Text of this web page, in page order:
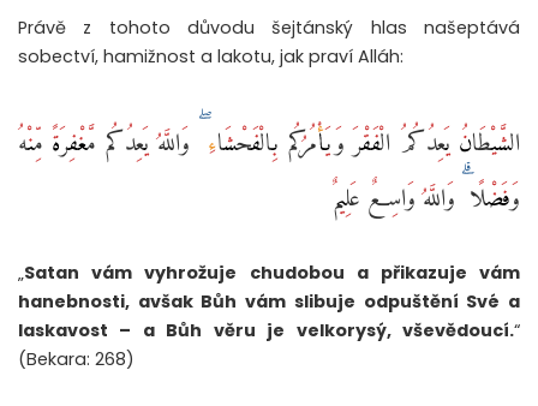
Právě z tohoto důvodu šejtánský hlas našeptává
sobectví, hamižnost a lakotu, jak praví Alláh:
الشَّيْطَانُ يَعِدُكُمُ الْفَقْرَ وَيَأْمُرُكُم بِالْفَحْشَاءِ ۖ وَاللَّهُ يَعِدُكُم مَّغْفِرَةً مِّنْهُ
وَفَضْلًا ۗ وَاللَّهُ وَاسِعٌ عَلِيمٌ
„Satan vám vyhrožuje chudobou a přikazuje vám
hanebnosti, avšak Bůh vám slibuje odpuštění Své a
laskavost – a Bůh věru je velkorysý, vševědoucí.“
(Bekara: 268)